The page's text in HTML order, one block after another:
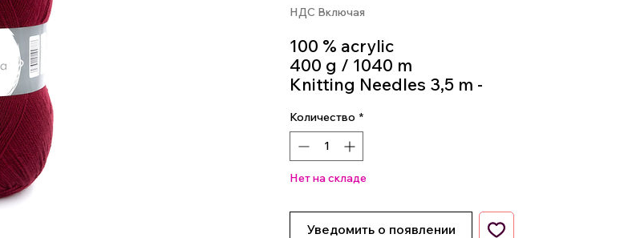
НДС Включая
100 % acrylic
400 g / 1040 m
Knitting Needles 3,5 m -
colour 138
Количество *
Нет на складе
Уведомить о появлении